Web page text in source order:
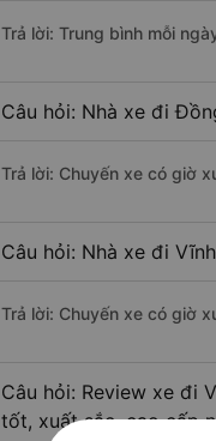
Trả lời: Trung bình mỗi
Câu hỏi: Nhà xe đi
Trả lời: Chuyến xe có giờ
Câu hỏi: Nhà xe đi
Trả lời: Chuyến xe có giờ
Câu hỏi: Review xe đi
tốt, xuất sắc, cao cấp